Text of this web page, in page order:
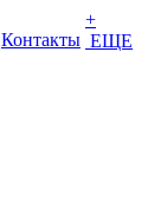
Контакты
+
ЕЩЕ